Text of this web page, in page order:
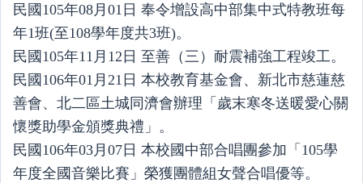
民國105年08月01日 奉令增設高中部集中式特教班每
年1班(至108學年度共3班)。
民國105年11月12日 至善（三）耐震補強工程竣工。
民國106年01月21日 本校教育基金會、新北市慈蓮慈
善會、北二區土城同濟會辦理「歲末寒冬送暖愛心關
懷獎助學金頒獎典禮」。
民國106年03月07日 本校國中部合唱團參加「105學
年度全國音樂比賽」榮獲團體組女聲合唱優等。